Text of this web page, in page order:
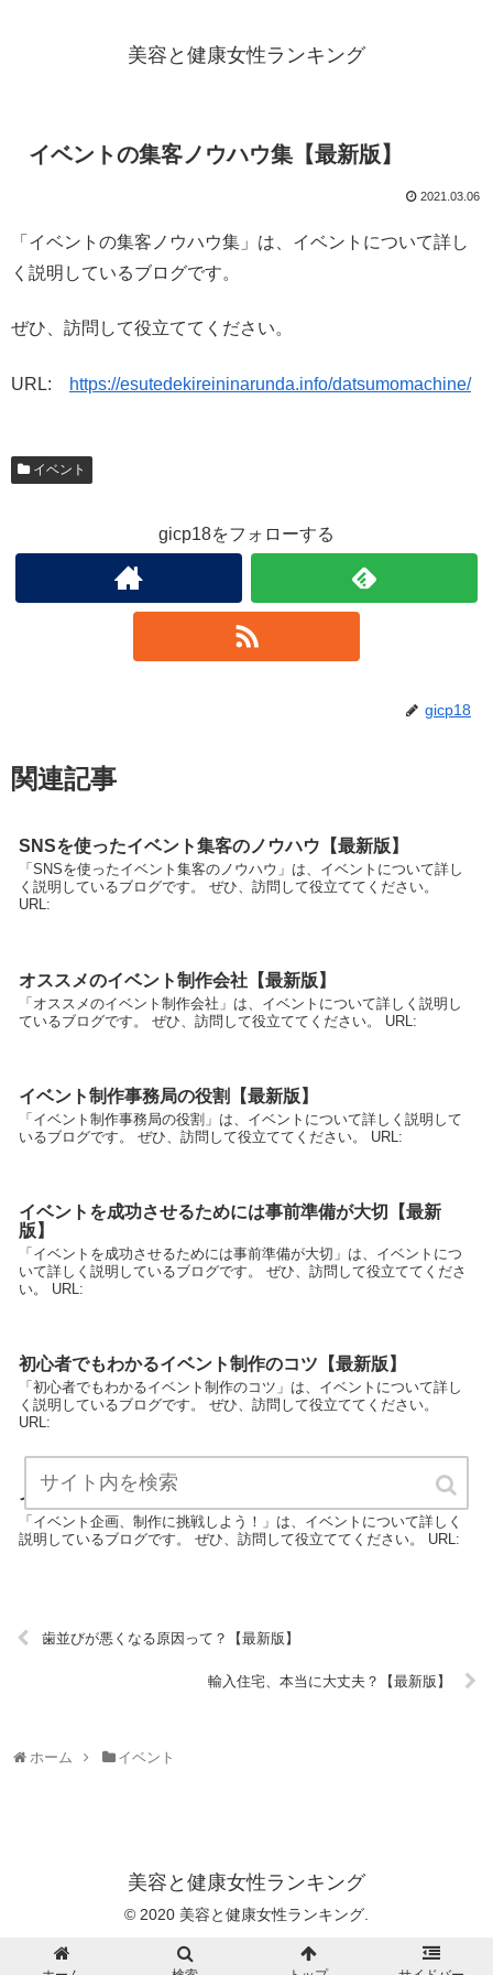
美容と健康女性ランキング
イベントの集客ノウハウ集【最新版】
2021.03.06
「イベントの集客ノウハウ集」は、イベントについて詳し
く説明しているブログです。
ぜひ、訪問して役立ててください。
URL: https://esutedekireininarunda.info/datsumomachine/
イベント
gicp18をフォローする
gicp18
関連記事
SNSを使ったイベント集客のノウハウ【最新版】
「SNSを使ったイベント集客のノウハウ」は、イベントについて詳し
く説明しているブログです。 ぜひ、訪問して役立ててください。
URL:
オススメのイベント制作会社【最新版】
「オススメのイベント制作会社」は、イベントについて詳しく説明し
ているブログです。 ぜひ、訪問して役立ててください。 URL:
イベント制作事務局の役割【最新版】
「イベント制作事務局の役割」は、イベントについて詳しく説明して
いるブログです。 ぜひ、訪問して役立ててください。 URL:
イベントを成功させるためには事前準備が大切【最新
版】
「イベントを成功させるためには事前準備が大切」は、イベントにつ
いて詳しく説明しているブログです。 ぜひ、訪問して役立ててくださ
い。 URL:
初心者でもわかるイベント制作のコツ【最新版】
「初心者でもわかるイベント制作のコツ」は、イベントについて詳し
く説明しているブログです。 ぜひ、訪問して役立ててください。
URL:
イベント企画、制作に挑戦しよう！【最新版】
「イベント企画、制作に挑戦しよう！」は、イベントについて詳しく
説明しているブログです。 ぜひ、訪問して役立ててください。 URL:
歯並びが悪くなる原因って？【最新版】
輸入住宅、本当に大丈夫？【最新版】
ホーム イベント
美容と健康女性ランキング
© 2020 美容と健康女性ランキング.